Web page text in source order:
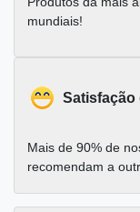
mundiais!
Satisfação
Mais de 90% de
recomendam a